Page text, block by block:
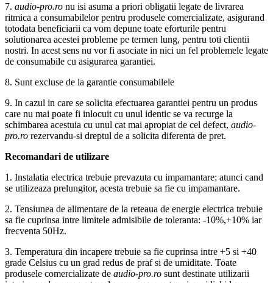
7. audio-pro.ro nu isi asuma a priori obligatii legate de livrarea
ritmica a consumabilelor pentru produsele comercializate, asigurand
totodata beneficiarii ca vom depune toate eforturile pentru
solutionarea acestei probleme pe termen lung, pentru toti clientii
nostri. In acest sens nu vor fi asociate in nici un fel problemele legate
de consumabile cu asigurarea garantiei.
8. Sunt excluse de la garantie consumabilele
9. In cazul in care se solicita efectuarea garantiei pentru un produs
care nu mai poate fi inlocuit cu unul identic se va recurge la
schimbarea acestuia cu unul cat mai apropiat de cel defect, audio-
pro.ro rezervandu-si dreptul de a solicita diferenta de pret.
Recomandari de utilizare
1. Instalatia electrica trebuie prevazuta cu impamantare; atunci cand
se utilizeaza prelungitor, acesta trebuie sa fie cu impamantare.
2. Tensiunea de alimentare de la reteaua de energie electrica trebuie
sa fie cuprinsa intre limitele admisibile de toleranta: -10%,+10% iar
frecventa 50Hz.
3. Temperatura din incapere trebuie sa fie cuprinsa intre +5 si +40
grade Celsius cu un grad redus de praf si de umiditate. Toate
produsele comercializate de audio-pro.ro sunt destinate utilizarii